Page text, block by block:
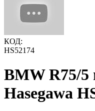
КОД:
HS52174
BMW R75/5
Hasegawa